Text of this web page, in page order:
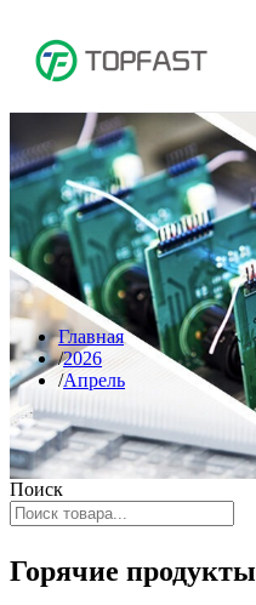
Главная
2026
Апрель
Поиск
Горячие продукты